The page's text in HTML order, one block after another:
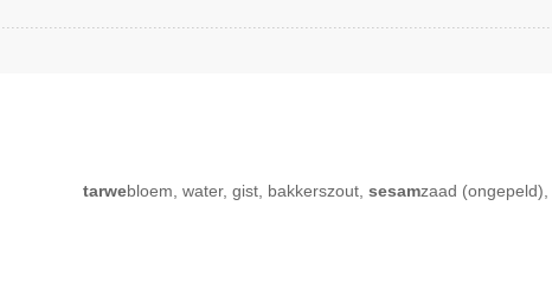
tarwebloem, water, gist, bakkerszout, sesamzaad (ongepeld),